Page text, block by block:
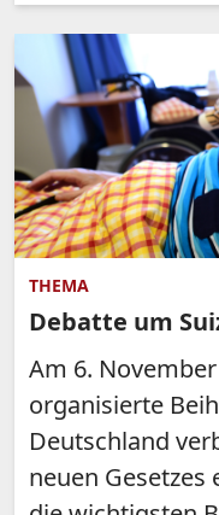
THEMA
Debatte um
Am 6.
organisierte
Deutschland
neuen